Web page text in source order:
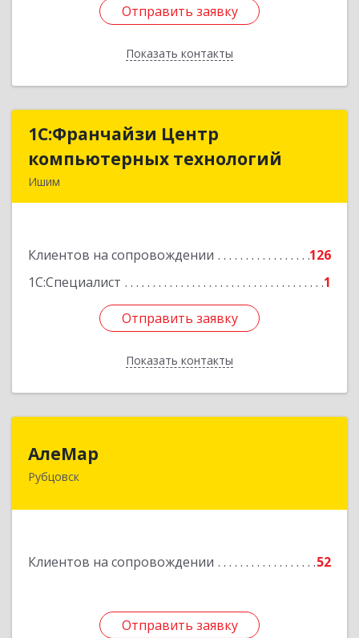
Отправить заявку
Показать контакты
Отправить заявку
Назад
1С:Франчайзи Центр
компьютерных технологий
Ишим
Клиентов на сопровождении
126
1С:Специалист
1
Отправить заявку
Показать контакты
1С:Франчайзи Центр
компьютерных технологий
Подробнее
Отправить заявку
Назад
АлеМар
Рубцовск
Клиентов на сопровождении 52
Отправить заявку
Отправить заявку